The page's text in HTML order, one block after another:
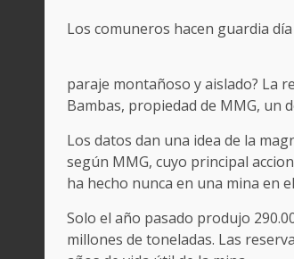
Los comuneros hacen guardia
paraje montañoso y aislado? La
Bambas, propiedad de MMG, un
Los datos dan una idea de la
según MMG, cuyo principal
ha hecho nunca en una mina en
Solo el año pasado produjo
millones de toneladas. Las